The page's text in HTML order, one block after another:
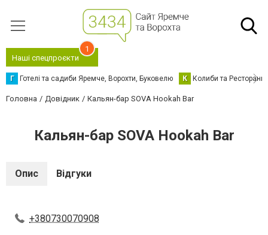
Наші спецпроєкти
1
Г Готелі та садиби Яремче, Ворохти, Буковелю К Колиби та Ресторани
Головна Довідник Кальян-бар SOVA Hookah Bar
Кальян-бар SOVA Hookah Bar
Опис Відгуки
+380730070908